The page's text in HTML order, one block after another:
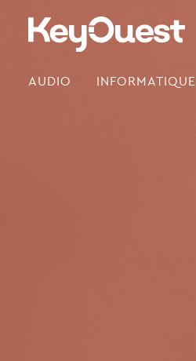
content
AUDIO INFORMATIQUE